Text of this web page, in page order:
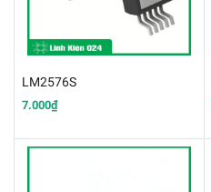
LM2576S
7.000₫